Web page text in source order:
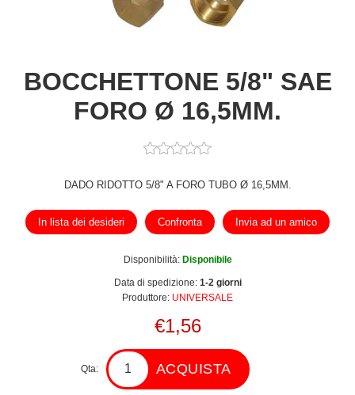
BOCCHETTONE 5/8" SAE
FORO Ø 16,5MM.
DADO RIDOTTO 5/8" A FORO TUBO Ø 16,5MM.
In lista dei desideri Confronta Invia ad un amico
Disponibilità: Disponibile
Data di spedizione: 1-2 giorni
Produttore: UNIVERSALE
€1,56
Qta: ACQUISTA